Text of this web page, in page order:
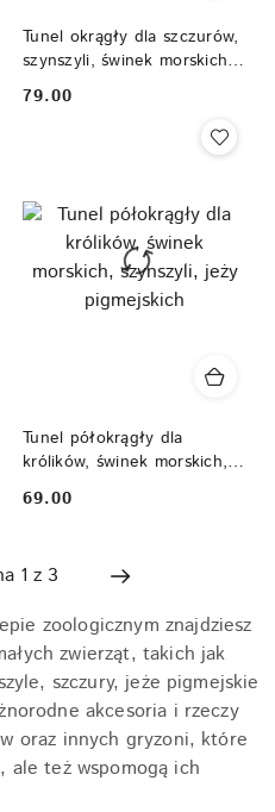
Tunel okrągły dla szczurów,
szynszyli, świnek morskich,
koszatniczek
Cena:
79.00
Tunel półokrągły dla
królików, świnek morskich,
szynszyli, jeży pigmejskich
Cena:
69.00
zoologicznym znajdziesz
zwierząt, takich jak
szczury, jeże pigmejskie
akcesoria i rzeczy
oraz innych gryzoni, które
ale też wspomogą ich